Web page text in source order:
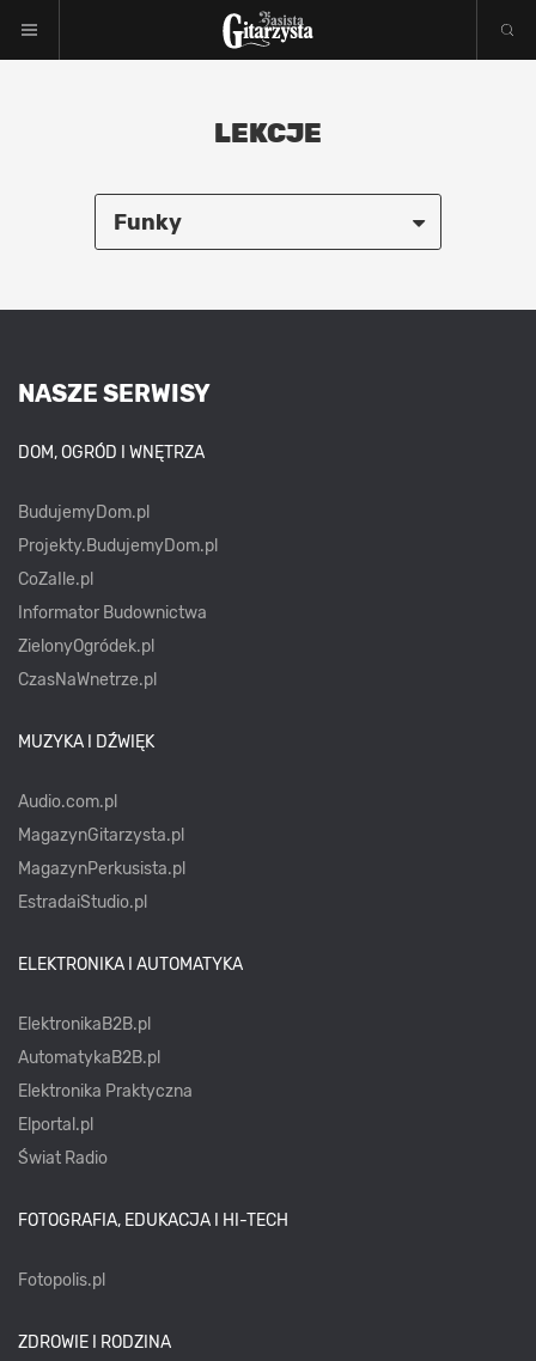
LEKCJE
Funky
Jazz-rock
Metal
Rock
Solo
NASZE SERWISY
DOM, OGRÓD I WNĘTRZA
BudujemyDom.pl
Projekty.BudujemyDom.pl
CoZaIle.pl
Informator Budownictwa
ZielonyOgródek.pl
CzasNaWnetrze.pl
MUZYKA I DŹWIĘK
Audio.com.pl
MagazynGitarzysta.pl
MagazynPerkusista.pl
EstradaiStudio.pl
ELEKTRONIKA I AUTOMATYKA
ElektronikaB2B.pl
AutomatykaB2B.pl
Elektronika Praktyczna
Elportal.pl
Świat Radio
FOTOGRAFIA, EDUKACJA I HI-TECH
Fotopolis.pl
ZDROWIE I RODZINA